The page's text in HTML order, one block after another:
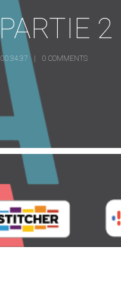
2
00:34:37 0 COMMENTS